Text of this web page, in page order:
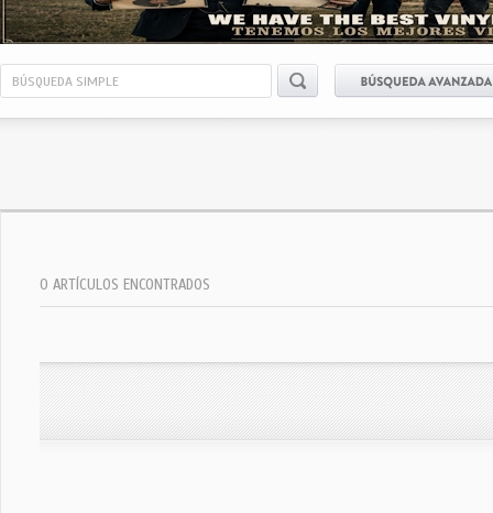
0 ARTÍCULOS ENCONTRADOS